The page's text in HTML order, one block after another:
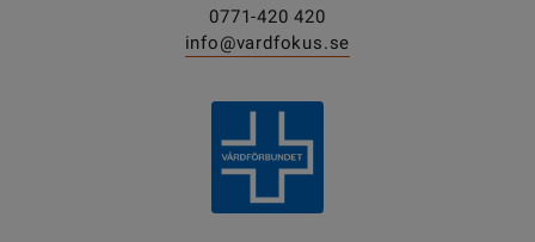
0771-420 420
info@vardfokus.se